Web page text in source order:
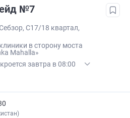
№7
С17/18 квартал,
в сторону моста
Mahalla»
завтра в 08:00